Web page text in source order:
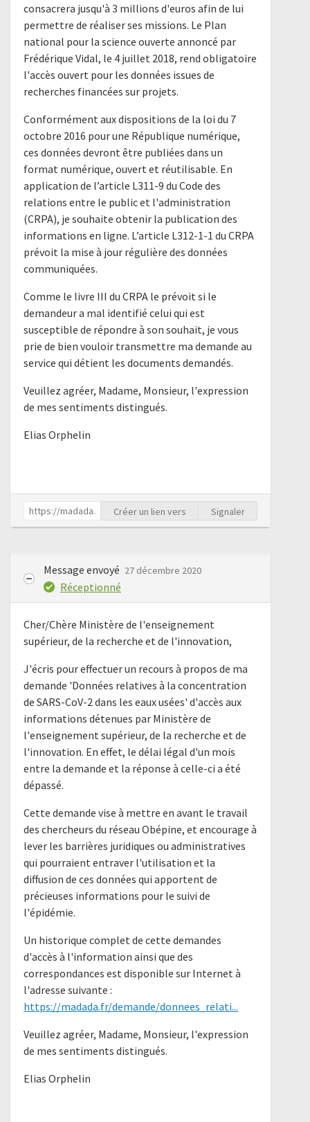
consacrera jusqu'à 3 millions d'euros afin de lui
permettre de réaliser ses missions. Le Plan
national pour la science ouverte annoncé par
Frédérique Vidal, le 4 juillet 2018, rend obligatoire
l'accès ouvert pour les données issues de
recherches financées sur projets.
Conformément aux dispositions de la loi du 7
octobre 2016 pour une République numérique,
ces données devront être publiées dans un
format numérique, ouvert et réutilisable. En
application de l’article L311-9 du Code des
relations entre le public et l'administration
(CRPA), je souhaite obtenir la publication des
informations en ligne. L’article L312-1-1 du CRPA
prévoit la mise à jour régulière des données
communiquées.
Comme le livre III du CRPA le prévoit si le
demandeur a mal identifié celui qui est
susceptible de répondre à son souhait, je vous
prie de bien vouloir transmettre ma demande au
service qui détient les documents demandés.
Veuillez agréer, Madame, Monsieur, l'expression
de mes sentiments distingués.
Elias Orphelin
Créer un lien vers Signaler
Message envoyé 27 décembre 2020
Réceptionné
Cher/Chère Ministère de l'enseignement
supérieur, de la recherche et de l'innovation,
J'écris pour effectuer un recours à propos de ma
demande 'Données relatives à la concentration
de SARS-CoV-2 dans les eaux usées' d'accès aux
informations détenues par Ministère de
l'enseignement supérieur, de la recherche et de
l'innovation. En effet, le délai légal d'un mois
entre la demande et la réponse à celle-ci a été
dépassé.
Cette demande vise à mettre en avant le travail
des chercheurs du réseau Obépine, et encourage à
lever les barrières juridiques ou administratives
qui pourraient entraver l'utilisation et la
diffusion de ces données qui apportent de
précieuses informations pour le suivi de
l'épidémie.
Un historique complet de cette demandes
d'accès à l'information ainsi que des
correspondances est disponible sur Internet à
l'adresse suivante :
https://madada.fr/demande/donnees_relati...
Veuillez agréer, Madame, Monsieur, l'expression
de mes sentiments distingués.
Elias Orphelin